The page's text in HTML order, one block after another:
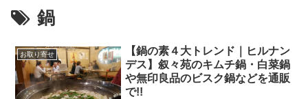
鍋
お取り寄せ
【鍋の素４大トレンド｜ヒルナン
デス】叙々苑のキムチ鍋・白菜鍋
や無印良品のビスク鍋などを通販
で!!